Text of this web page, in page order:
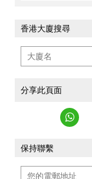
香港大廈搜尋
分享此頁面
保持聯繫